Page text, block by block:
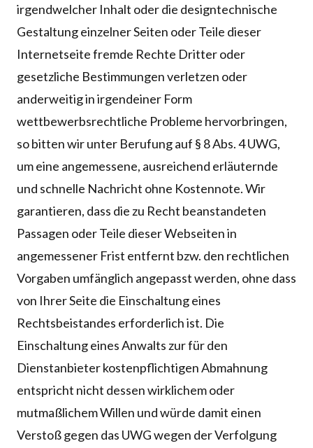
irgendwelcher Inhalt oder die designtechnische
Gestaltung einzelner Seiten oder Teile dieser
Internetseite fremde Rechte Dritter oder
gesetzliche Bestimmungen verletzen oder
anderweitig in irgendeiner Form
wettbewerbsrechtliche Probleme hervorbringen,
so bitten wir unter Berufung auf § 8 Abs. 4 UWG,
um eine angemessene, ausreichend erläuternde
und schnelle Nachricht ohne Kostennote. Wir
garantieren, dass die zu Recht beanstandeten
Passagen oder Teile dieser Webseiten in
angemessener Frist entfernt bzw. den rechtlichen
Vorgaben umfänglich angepasst werden, ohne dass
von Ihrer Seite die Einschaltung eines
Rechtsbeistandes erforderlich ist. Die
Einschaltung eines Anwalts zur für den
Dienstanbieter kostenpflichtigen Abmahnung
entspricht nicht dessen wirklichem oder
mutmaßlichem Willen und würde damit einen
Verstoß gegen das UWG wegen der Verfolgung